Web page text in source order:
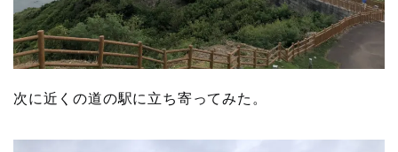
次に近くの道の駅に立ち寄ってみた。